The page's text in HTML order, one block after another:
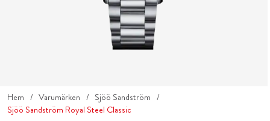
Hem Varumärken
Sjöö Sandström
Sjöö Sandström Royal Steel Classic